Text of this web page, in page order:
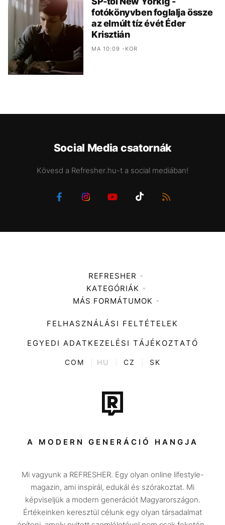
fotókönyvben foglalja össze
az elmúlt tíz évét Éder
Krisztián
MA 10:09 -KOR
Social Media csatornák
Kövesd a Refresher.hu-t a social mediában!
REFRESHER
Médiaajánlat
KATEGÓRIÁK
Zene
Divat
Kultúra
ENTR
Tech-Tudomány
Sport
Társadalom
Utazás
Életmód
Design
MÁS FORMÁTUMOK
FELHASZNÁLÁSI FELTÉTELEK
EGYEDI ADATKEZELÉSI TÁJÉKOZTATÓ
COM HU CZ SK
A MODERN GENERÁCIÓ HANGJA
Mi vagyunk a REFRESHER. Egy olyan online lifestyle-
magazin, ami inspirál, edukál és szórakoztat. Mi
képviseljük a modern generációt Magyarországon.
Értékeinken keresztül célunk egy olyan társadalmat